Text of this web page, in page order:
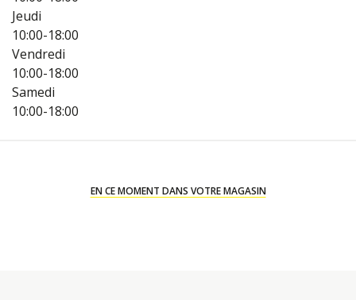
Jeudi
10:00-18:00
Vendredi
10:00-18:00
Samedi
10:00-18:00
EN CE MOMENT DANS VOTRE MAGASIN